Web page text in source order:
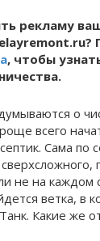
рекламу
, чтобы
о
всего
Сама по
не на каждом
ветка, в
Какие же